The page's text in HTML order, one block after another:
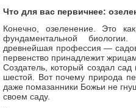
Что для вас первичнее:
Конечно, озеленение. Это
фундаментальной
древнейшая профессия —
первенство принадлежит
Создатель, который создал
шестой. Вот почему природа
даже помазанники Божьи не
своем саду.